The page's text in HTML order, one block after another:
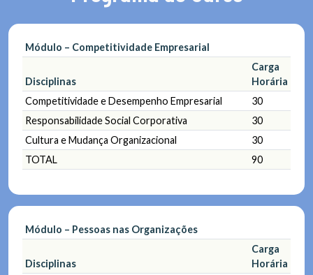
Módulo – Competitividade Empresarial
Disciplinas
Carga
Horária
Competitividade e Desempenho Empresarial
30
Responsabilidade Social Corporativa
30
Cultura e Mudança Organizacional
30
TOTAL
90
Módulo – Pessoas nas Organizações
Disciplinas
Carga
Horária